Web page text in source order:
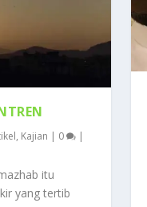
, Kajian | 0 |
itu
yang tertib